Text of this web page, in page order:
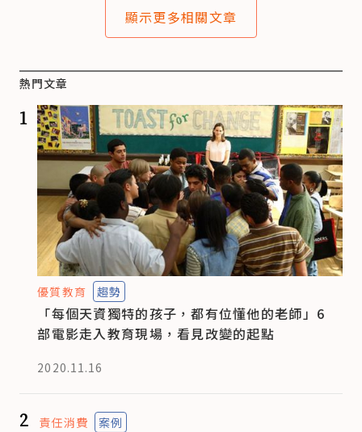
顯示更多相關文章
熱門文章
1
優質教育 趨勢
「每個天資獨特的孩子，都有位懂他的老師」6
部電影走入教育現場，看見改變的起點
2020.11.16
2 責任消費 案例